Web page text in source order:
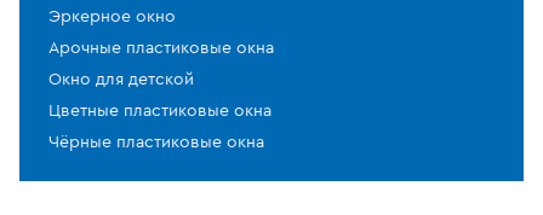
Эркерное окно
Арочные пластиковые окна
Окно для детской
Цветные пластиковые окна
Чёрные пластиковые окна